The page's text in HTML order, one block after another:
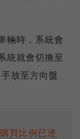
輛時，系統會
統就會切換至
放至方向盤
買比例已達